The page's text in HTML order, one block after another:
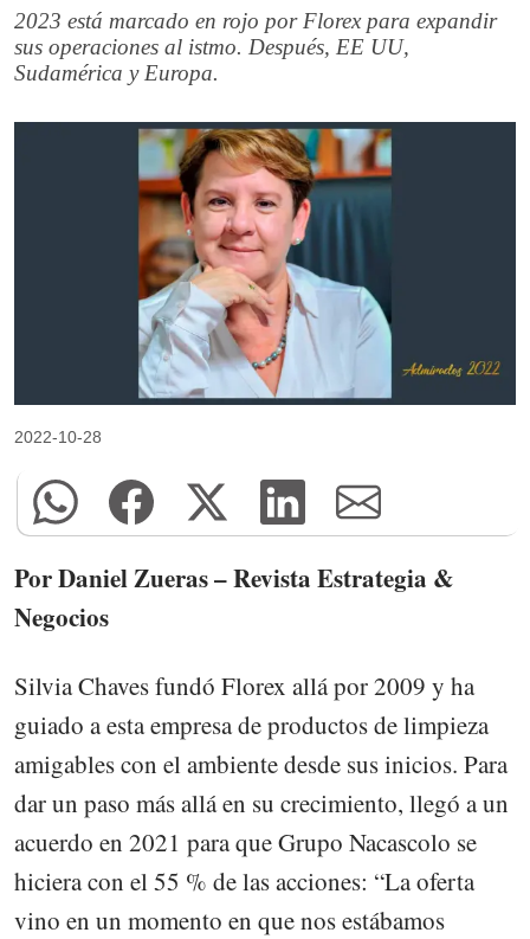
2023 está marcado en rojo por Florex para expandir
sus operaciones al istmo. Después, EE UU,
Sudamérica y Europa.
2022-10-28
Por Daniel Zueras – Revista Estrategia &
Negocios
Silvia Chaves fundó Florex allá por 2009 y ha
guiado a esta empresa de productos de limpieza
amigables con el ambiente desde sus inicios. Para
dar un paso más allá en su crecimiento, llegó a un
acuerdo en 2021 para que Grupo Nacascolo se
hiciera con el 55 % de las acciones: “La oferta
vino en un momento en que nos estábamos